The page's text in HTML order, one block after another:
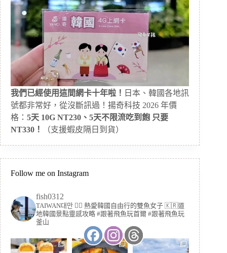
我們已經使用這間網卡十年啦！ 日本、韓國各地訊
號都非常好，從沒斷訊過！揚奇科技 2026 年價
格： 5天 10G NT230、5天不限流吃到飽 只要
NT330！
（支援蝦皮隔日到貨）
Follow me on Instagram
fish0312
TAIWAN대만 🏳️‍🌈 熱愛韓國自由行的雙魚女子 🇰🇷道
地韓國景點靈感攻略 #跟著飛魚玩首爾 #跟著飛魚玩
釜山